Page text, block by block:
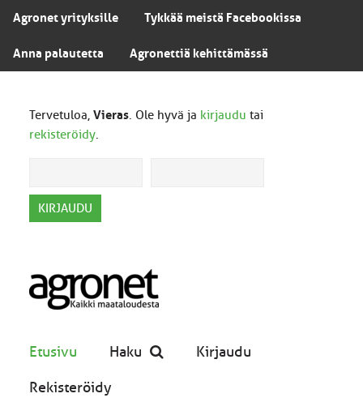
Agronet yrityksille Tykkää meistä Facebookissa
Anna palautetta Agronettiä kehittämässä
Tervetuloa, Vieras. Ole hyvä ja kirjaudu tai
rekisteröidy.
Etusivu Haku Kirjaudu
Rekisteröidy